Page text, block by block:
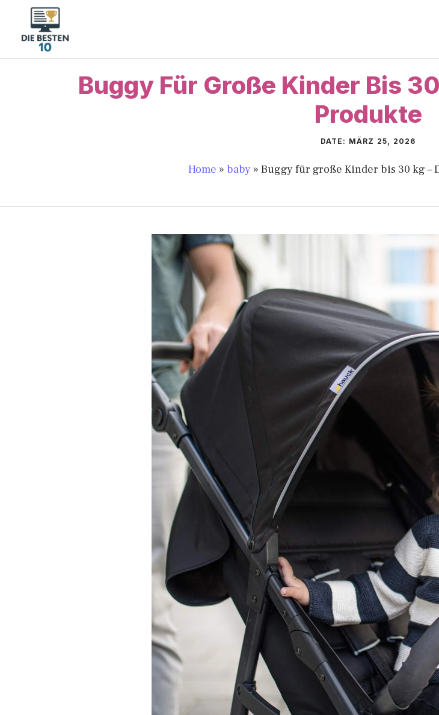
springen
Buggy Für Große Kinder Bis
Produkte
DATE: MÄRZ 25, 2026
Home » baby » Buggy für große Kinder bis 30 kg –